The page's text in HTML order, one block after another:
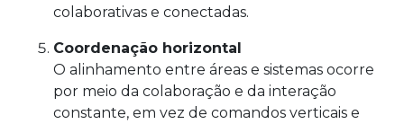
colaborativas e conectadas.
Coordenação horizontal
O alinhamento entre áreas e sistemas ocorre
por meio da colaboração e da interação
constante, em vez de comandos verticais e